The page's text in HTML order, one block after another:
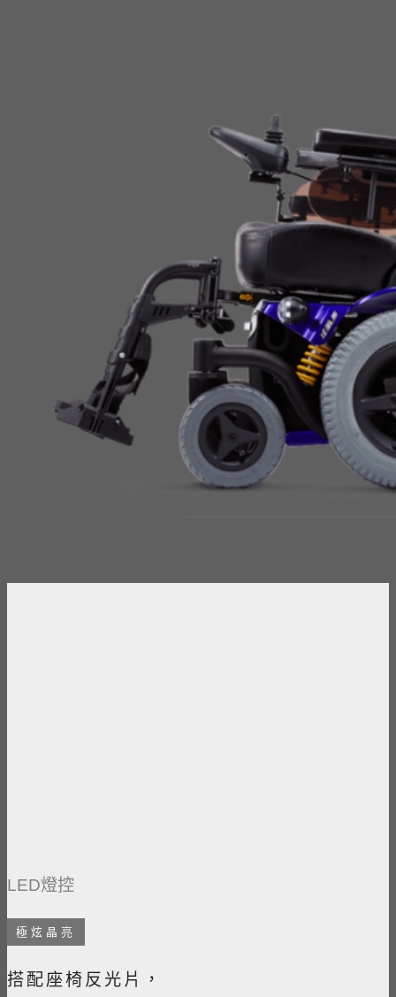
LED燈控
極炫晶亮
搭配座椅反光片，